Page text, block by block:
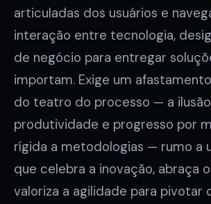
articuladas dos usuários e
interação entre tecnologia,
de negócio para entregar
importam. Exige um
do teatro do processo — a
produtividade e progresso por
rígida a metodologias — rumo a
que celebra a inovação, abraça
valoriza a agilidade para pivotar